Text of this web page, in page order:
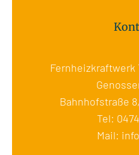
Bahnhofstraße
Tel:
Mail: